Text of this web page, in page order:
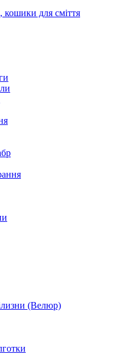
кошики для сміття
(Велюр)